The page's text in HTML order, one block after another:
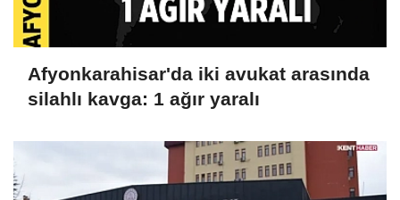
Afyonkarahisar'da iki avukat arasında
silahlı kavga: 1 ağır yaralı